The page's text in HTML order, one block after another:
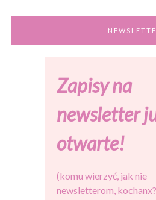
Zapisy na
newsletter
otwarte!
(komu wierzyć, jak nie
newsletterom,